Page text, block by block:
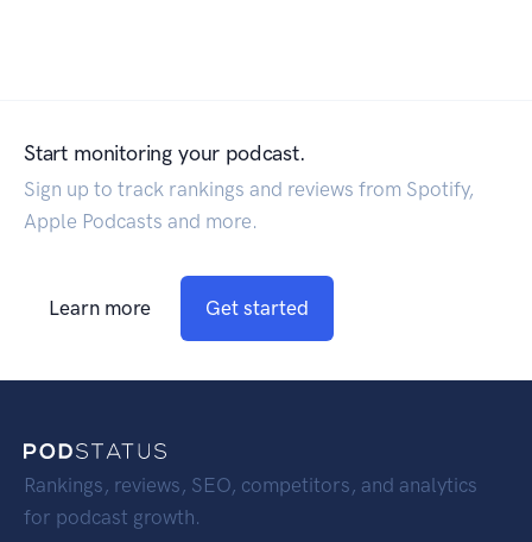
Start monitoring your podcast.
Sign up to track rankings and reviews from Spotify,
Apple Podcasts and more.
Learn more Get started
Rankings, reviews, SEO, competitors, and analytics
for podcast growth.